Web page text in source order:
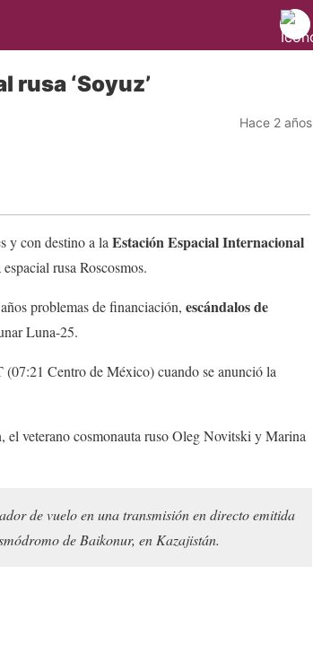
‘Soyuz’
Hace 2 años
y con destino a la Estación Espacial Internacional
rusa Roscosmos.
problemas de financiación, escándalos de
Luna-25.
Centro de México) cuando se anunció la
el veterano cosmonauta ruso Oleg Novitski y Marina
de vuelo en una transmisión en directo emitida
de Baikonur, en Kazajistán.